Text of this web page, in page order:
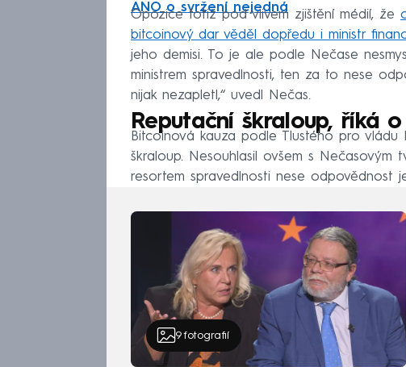
ANO o svržení nejedná
Opozice totiž pod vlivem zjištění médií, že
bitcoinový dar věděl dopředu i ministr
jeho demisi. To je ale podle Nečase
ministrem spravedlnosti, ten za to nese
nijak nezapletl,“ uvedl Nečas.
Reputační škraloup, říká
Bitcoinová kauza podle Tlustého pro vládu
škraloup. Nesouhlasil ovšem s
resortem spravedlnosti nese odpovědnost
9fotografií